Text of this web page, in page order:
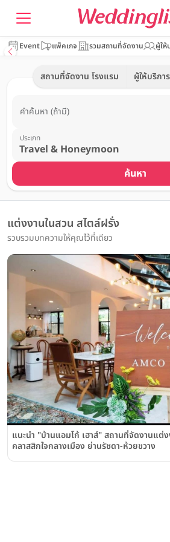
Event แพ็คเกจ รวมสถานที่จัดงาน ผู้ให้
สถานที่จัดงาน โรงแรม ผู้ให้บริการ
คำค้นหา (ถ้ามี)
ประเภท
ค้นหา
แต่งงานในสวน สไตล์ฝรั่ง
รวบรวมบทความให้คุณไว้ที่เดียว
แนะนำ "บ้านแอมโก้ เฮาส์" สถานที่จัดงานแต่
คลาสสิกใจกลางเมือง ย่านรัชดา-ห้วยขวาง